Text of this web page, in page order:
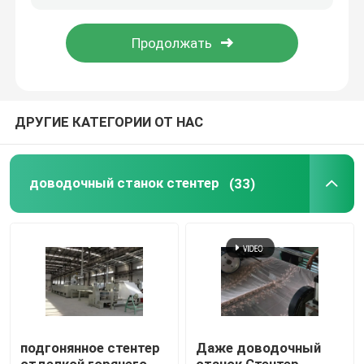
Путешествие фабрики
Спросите цитату
доводочный станок стентер
stenter установки жары
ДРУГИЕ КАТЕГОРИИ ОТ НАС
доводочный станок стентер (33)
подгонянное стентер
Даже доводочный